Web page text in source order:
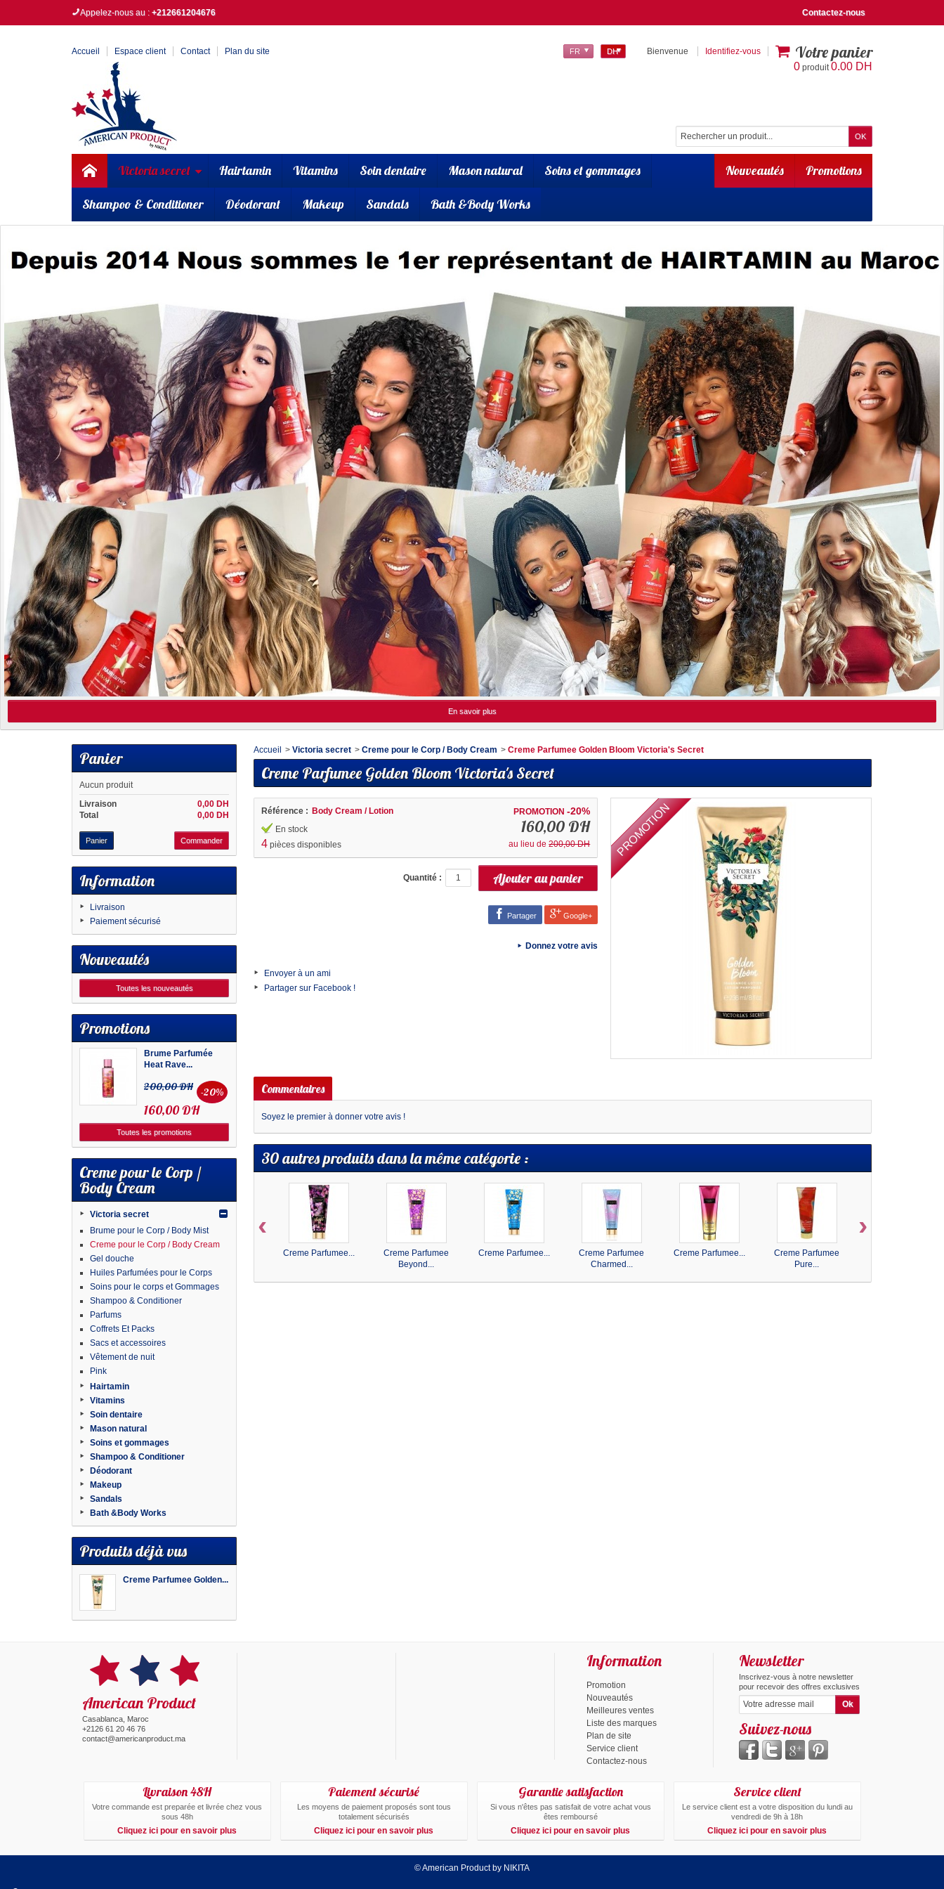
Contactez-nous
Appelez-nous au : +212661204676
Accueil Espace client Contact Plan du site Bienvenue Identifiez-vous Votre panier
0 produit0.00 DH
DH
FR
Promotions
Nouveautés
Victoria secret Hairtamin Vitamins Soin dentaire Mason natural Soins et gommages
Shampoo & Conditioner Déodorant Makeup Sandals Bath &Body Works
En savoir plus
Panier
Aucun produit
0,00 DH
Livraison
0,00 DH
Total
Panier Commander
Information
Livraison
Paiement sécurisé
Nouveautés
Toutes les nouveautés
Promotions
Brume Parfumée
Heat Rave...
200,00 DH -20%
160,00 DH
Toutes les promotions
Creme pour le Corp /
Body Cream
Victoria secret
Brume pour le Corp / Body Mist
Creme pour le Corp / Body Cream
Gel douche
Huiles Parfumées pour le Corps
Soins pour le corps et Gommages
Shampoo & Conditioner
Parfums
Coffrets Et Packs
Sacs et accessoires
Vêtement de nuit
Pink
Hairtamin
Vitamins
Soin dentaire
Mason natural
Soins et gommages
Shampoo & Conditioner
Déodorant
Makeup
Sandals
Bath &Body Works
Produits déjà vus
Creme Parfumee Golden...
Accueil > Victoria secret > Creme pour le Corp / Body Cream > Creme Parfumee Golden Bloom Victoria's Secret
Creme Parfumee Golden Bloom Victoria's Secret
PROMOTION
PROMOTION-20%
160,00 DH
au lieu de200,00 DH
Référence : Body Cream / Lotion
En stock
4 pièces disponibles
Quantité :
Partager Google+
Donnez votre avis
Envoyer à un ami
Partager sur Facebook !
Commentaires
Soyez le premier à donner votre avis !
30 autres produits dans la même catégorie :
Creme Parfumee...
Creme Parfumee
Beyond...
Creme Parfumee...
Creme Parfumee
Charmed...
Creme Parfumee...
Creme Parfumee
Pure...
‹ ›
American Product
Casablanca, Maroc
+2126 61 20 46 76
contact@americanproduct.ma
Information
Promotion
Nouveautés
Meilleures ventes
Liste des marques
Plan de site
Service client
Contactez-nous
Newsletter
Inscrivez-vous à notre newsletter
pour recevoir des offres exclusives
Suivez-nous
Livraison 48H
Votre commande est preparée et livrée chez vous
sous 48h
Cliquez ici pour en savoir plus
Paiement sécurisé
Les moyens de paiement proposés sont tous
totalement sécurisés
Cliquez ici pour en savoir plus
Garantie satisfaction
Si vous n'êtes pas satisfait de votre achat vous
êtes remboursé
Cliquez ici pour en savoir plus
Service client
Le service client est a votre disposition du lundi au
vendredi de 9h à 18h
Cliquez ici pour en savoir plus
© American Product by NIKITA